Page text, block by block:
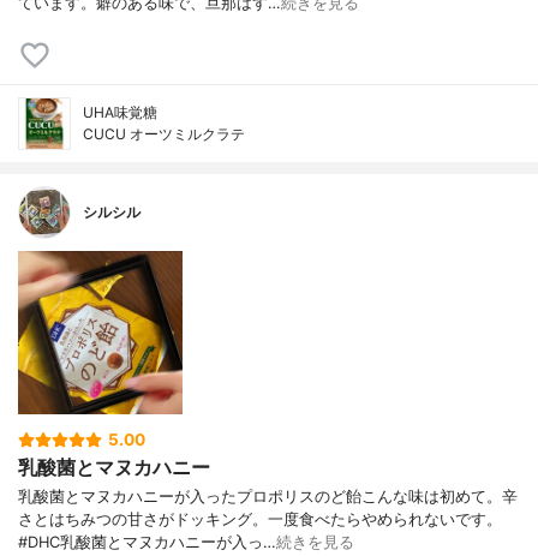
UHA味覚糖
CUCU オーツミルクラテ
シルシル
5.00
乳酸菌とマヌカハニー
乳酸菌とマヌカハニーが入ったプロポリスのど飴こんな味は初めて。辛
さとはちみつの甘さがドッキング。一度食べたらやめられないです。
#DHC乳酸菌とマヌカハニーが入っ…続きを見る